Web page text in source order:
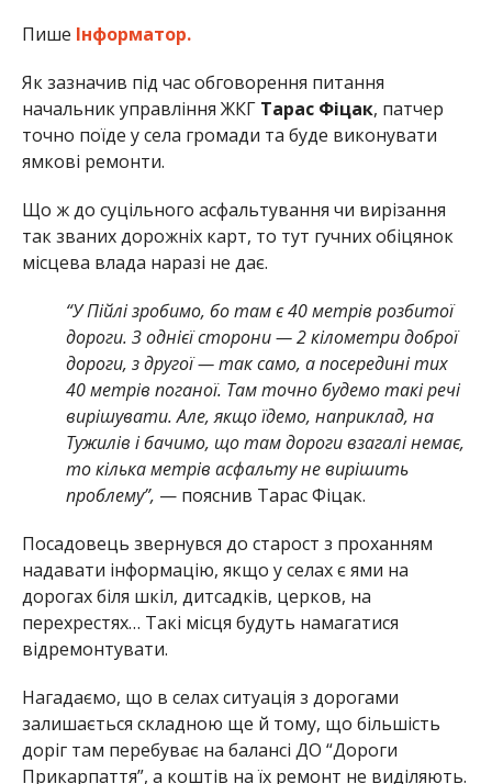
Пише Інформатор.
Як зазначив під час обговорення питання
начальник управління ЖКГ Тарас Фіцак, патчер
точно поїде у села громади та буде виконувати
ямкові ремонти.
Що ж до суцільного асфальтування чи вирізання
так званих дорожніх карт, то тут гучних обіцянок
місцева влада наразі не дає.
“У Пійлі зробимо, бо там є 40 метрів розбитої
дороги. З однієї сторони — 2 кілометри доброї
дороги, з другої — так само, а посередині тих
40 метрів поганої. Там точно будемо такі речі
вирішувати. Але, якщо їдемо, наприклад, на
Тужилів і бачимо, що там дороги взагалі немає,
то кілька метрів асфальту не вирішить
проблему”, — пояснив Тарас Фіцак.
Посадовець звернувся до старост з проханням
надавати інформацію, якщо у селах є ями на
дорогах біля шкіл, дитсадків, церков, на
перехрестях… Такі місця будуть намагатися
відремонтувати.
Нагадаємо, що в селах ситуація з дорогами
залишається складною ще й тому, що більшість
доріг там перебуває на балансі ДО “Дороги
Прикарпаття”, а коштів на їх ремонт не виділяють.